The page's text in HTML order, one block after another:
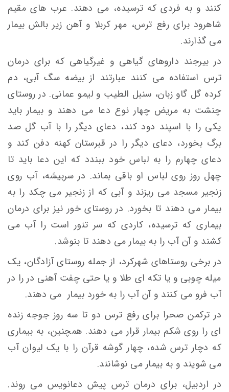
کنند و به فردی كه ترسيده، می دهند. عرب های مقيم
شاهرود برای رفع ترس، مهر كربلا و آهن زير بالش بیمار
می گذارند.
در بيرجند داروهای گياهی و غيرگياهی كه برای درمان
ترس استفاده می كنند عبارتند از بيضه سگ آبی، دم
كرده گل گاو زبان، سنبل الطيب و ليمو عمانی. در روستای
چنشت به مريض چهار نوع دعا می دهند و بيمار بايد
يکی را با اسپند دود كند، دعای ديگر را با آب گل صد
برگ بخورد، دعای ديگر را در قبرستان كهنه دفن كند و
دعای چهارم را به لباس خود ببندد كه اين دعا بايد تا
چهل روز روی لباس او باقی بماند. در سربيشه، آب روی
زنجير مسجد می ريزند و آبی كه از زنجير می چکد را به
بيمار می دهند تا بخورد. در روستای خور نيز برای درمان
بيماری كه ترسيده، كاردی كه سر تنور است را آب می
كشند و آن آب را به بیمار می دهند تا بنوشد.
در برخی روستاهای شهرکرد، از جمله روستای آزادگان، يک
ميله چوبی و يا تكه ای طلا و یا حتی چفت آهنی در را در
آب فرو می كنند و آن آب را به خورد بیمار می دهند.
در ترکمن صحرا برای رفع ترس دو تا سه روز جوجه زنده
ای را روی شکم بیمار قرار می دهند. همچنین، به بیماری
که دچار ترس شده، چهار گوشه قرآن را با یک لیوان آب
می شویند و به بیمار می نوشانند.
در اردبیل، برای درمان ترس پيش دعانويس می روند.